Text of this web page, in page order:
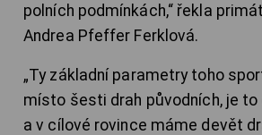
polních podmínkách,“ řekla
Andrea Pfeffer Ferklová.
„Ty základní parametry toho
místo šesti drah původních, je to
a v cílové rovince máme devět